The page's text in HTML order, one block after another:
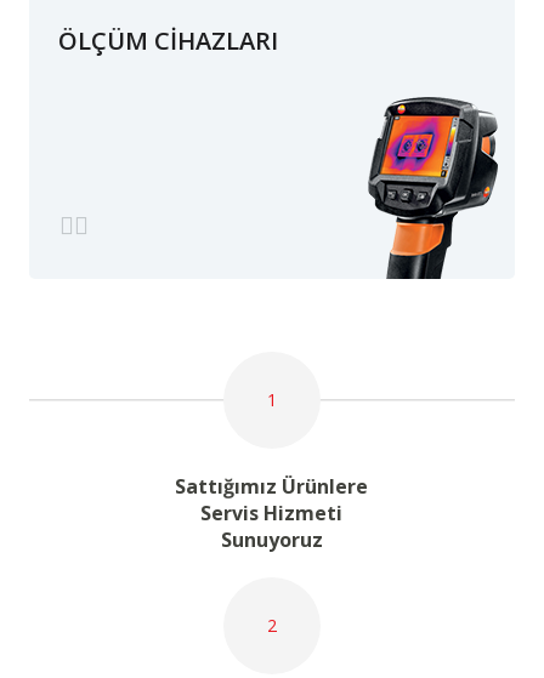
ÖLÇÜM CİHAZLARI
1
Sattığımız Ürünlere
Servis Hizmeti
Sunuyoruz
2